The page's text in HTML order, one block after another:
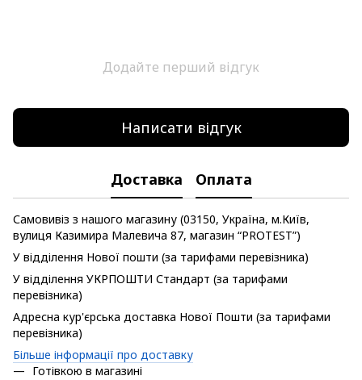
Додайте перший відгук
Написати відгук
Доставка Оплата
Самовивіз з нашого магазину (03150, Україна, м.Київ,
вулиця Казимира Малевича 87, магазин “PROTEST”)
У відділення Нової пошти (за тарифами перевізника)
У відділення УКРПОШТИ Стандарт (за тарифами
перевізника)
Адресна кур'єрська доставка Нової Пошти (за тарифами
перевізника)
Більше інформації про доставку
Готівкою в магазині